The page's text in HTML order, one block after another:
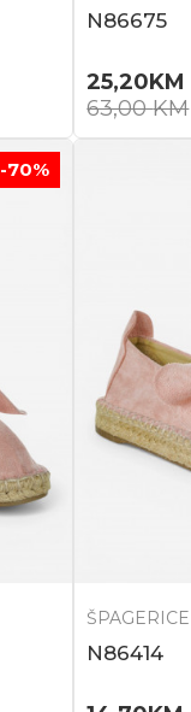
N86675
25,20KM
63,00KM
-70%
ŠPAGERICE
N86414